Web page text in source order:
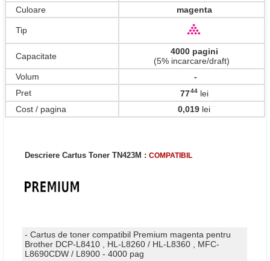
Culoare
magenta
Tip
Capacitate
4000 pagini
(5% incarcare/draft)
Volum
-
Pret
77,44lei
Cost / pagina
0,019 lei
Descriere Cartus Toner TN423M : COMPATIBIL
- Cartus de toner compatibil Premium magenta pentru
Brother DCP-L8410 , HL-L8260 / HL-L8360 , MFC-
L8690CDW / L8900 - 4000 pag